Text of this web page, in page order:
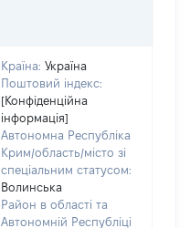
Країна: Україна
Поштовий індекс:
[Конфіденційна
інформація]
Автономна Республіка
Крим/область/місто зі
спеціальним статусом:
Волинська
Район в області та
Автономній Республіці